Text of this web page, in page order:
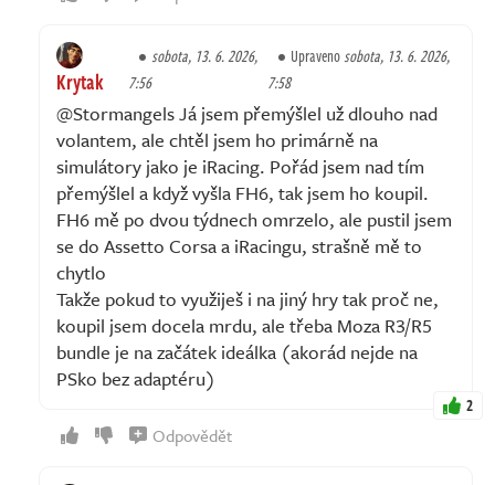
Krytak
sobota, 13. 6. 2026,
7:56
Upravenosobota, 13. 6. 2026,
7:58
@Stormangels Já jsem přemýšlel už dlouho nad
volantem, ale chtěl jsem ho primárně na
simulátory jako je iRacing. Pořád jsem nad tím
přemýšlel a když vyšla FH6, tak jsem ho koupil.
FH6 mě po dvou týdnech omrzelo, ale pustil jsem
se do Assetto Corsa a iRacingu, strašně mě to
chytlo
Takže pokud to využiješ i na jiný hry tak proč ne,
koupil jsem docela mrdu, ale třeba Moza R3/R5
bundle je na začátek ideálka (akorád nejde na
PSko bez adaptéru)
2
Odpovědět